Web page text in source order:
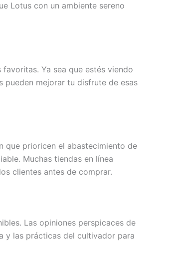
Lotus con un ambiente sereno
Ya sea que estés viendo
pueden mejorar tu disfrute de esas
que prioricen el abastecimiento de
Muchas tiendas en línea
clientes antes de comprar.
Las opiniones perspicaces de
y las prácticas del cultivador para